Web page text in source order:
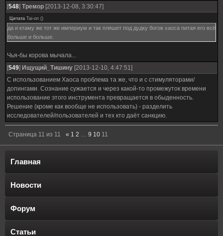
[548] Тремор [2013-12-08, 3:30:47]
Цитата Tai-on ()
да и ктаму же тот же империум и так пляшет под дудку богов хаоса питая его всё
больше и больше.
Чья-бы корова мычала...
[549] Ищущий_Тишину [2013-12-10, 4:47:51]
С использованием Хаоса проблема та же, что и с стимуляторами/
допингами. Сознание сужается и через какой-то промежуток времени
использование этого инструмента превращается в обыденность.
Решение (кроме как вообще не использовать) - разделить
исследователей/пользователей и тех кто даёт санкцию.
Страница 11 из 11 « 1 2 … 9 10 11
Главная
Новости
Форум
Статьи